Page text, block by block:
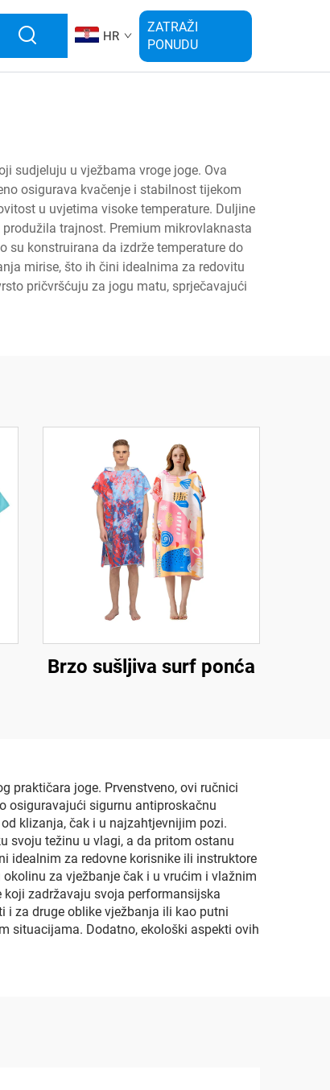
HR
ZATRAŽI
PONUDU
sudjeluju u vježbama vroge joge. Ova
osigurava kvačenje i stabilnost tijekom
u uvjetima visoke temperature. Duljine
trajnost. Premium mikrovlaknasta
su konstruirana da izdrže temperature do
mirise, što ih čini idealnima za redovitu
pričvršćuju za jogu matu, sprječavajući
Brzo sušljiva surf ponća
praktičara joge. Prvenstveno, ovi ručnici
osiguravajući sigurnu antiproskačnu
klizanja, čak i u najzahtjevnijim pozi.
svoju težinu u vlagi, a da pritom ostanu
idealnim za redovne korisnike ili instruktore
za vježbanje čak i u vrućim i vlažnim
zadržavaju svoja performansijska
i za druge oblike vježbanja ili kao putni
situacijama. Dodatno, ekološki aspekti ovih